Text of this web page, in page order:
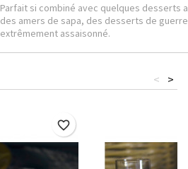
Parfait si combiné avec quelques desserts
des amers de sapa, des desserts de
extrêmement assaisonné.
>
<
favorite_border